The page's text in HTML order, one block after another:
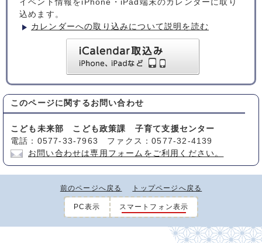
イベント情報をiPhone・iPad端末のカレンダーに取り
込めます。
カレンダーへの取り込みについて説明を読む
このページに関する お問い合わせ
こども未来部 こども政策課 子育て支援センター
電話：0577-33-7963 ファクス：0577-32-4139
お問い合わせは専用フォームをご利用ください。
前のページへ戻る トップページへ戻る
PC表示 スマートフォン表示